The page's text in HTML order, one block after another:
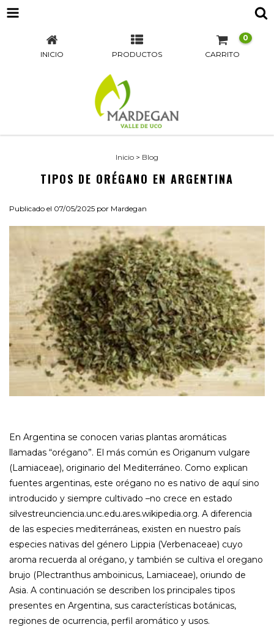
INICIO PRODUCTOS CARRITO
0
Inicio > Blog
TIPOS DE ORÉGANO EN ARGENTINA
Publicado el 07/05/2025 por Mardegan
En Argentina se conocen varias plantas aromáticas
llamadas “orégano”. El más común es Origanum vulgare
(Lamiaceae), originario del Mediterráneo. Como explican
fuentes argentinas, este orégano no es nativo de aquí sino
introducido y siempre cultivado –no crece en estado
silvestreunciencia.unc.edu.ares.wikipedia.org. A diferencia
de las especies mediterráneas, existen en nuestro país
especies nativas del género Lippia (Verbenaceae) cuyo
aroma recuerda al orégano, y también se cultiva el oregano
brujo (Plectranthus amboinicus, Lamiaceae), oriundo de
Asia. A continuación se describen los principales tipos
presentes en Argentina, sus características botánicas,
regiones de ocurrencia, perfil aromático y usos.